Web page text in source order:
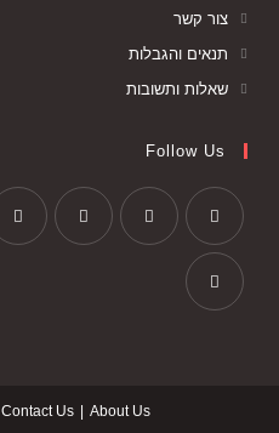
צור קשר
תנאים והגבלות
שאלות ותשובות
Follow Us
About Us
Contact Us